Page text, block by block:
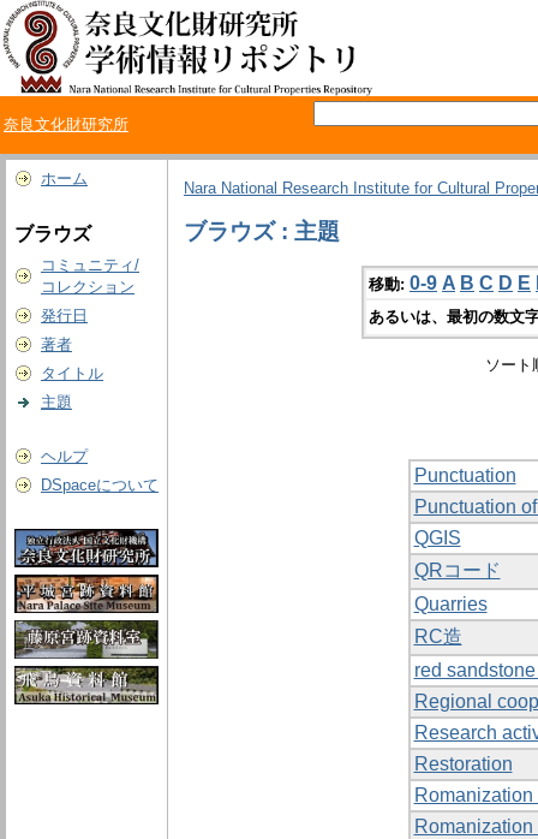
奈良文化財研究所
ホーム
ブラウズ
コミュニティ/
コレクション
発行日
著者
タイトル
主題
ヘルプ
DSpaceについて
Nara National Research Institute for Cultural
ブラウズ : 主題
移動: 0-9 A B C D E
あるいは、最初の数文
ソー
Punctuation
Punctuation
QGIS
QRコード
Quarries
RC造
red
Regional
Research
Restoration
Romanization